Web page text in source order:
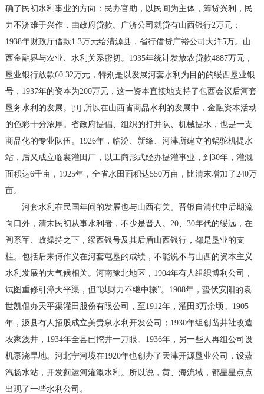
确了民初水利事业的方向：民办官助，以民间为主体，筹贷兴利，民
力不济难于兴作，由政府贷款。广济公司就贷有山西银行2万元；
1938年财政厅借款1.3万元给清源县，省行借贷广裕公司大洋5万。山
西金融界与农业、水利关系密切。1935年统计发放农贷款4887万元，
垦业银行放款60.32万元，特别是以发展河套水利为目的的绥西垦业银
号，1937年的资本为200万元，这一资本直接地支持了包西会议后河套
垦务水利的发展。[9] 所以在山西省商品水利的发展中，金融资本活动
的色彩十分浓厚。省政府提倡、组织的打井队、机械提水，也是一支
商品化的专业队伍。1926年，临汾、新绛、河津所建立的锅驼机提水
站，后又成立临襄灌田厂，以工商形式经办提灌事业，到30年，灌溉
面积达6千亩，1925年，全省水田面积达550万亩，比清末增加了240万
亩。
河套水利在民国年间的发展也与山西有关。晋银自清代中后期流
向口外，清末民初从事水利者，不少是晋人。20、30年代的绥远，在
阎系军、政操持之下，绥西银号及其后盾山西银行，都是垦业的支
柱。包括后来傅作义在河套屯垦的成绩，不能说不与山西的资本主义
水利发展的大气候相关。河南豫北地区，1904年有人组织博利公司，
试图重修引漳天平渠，但“以财力不继中辍”。1908年，蛰伏安阳的袁
世凯倡办天平渠灌田股份有限公司，至1912年，灌田3万余顷。1905
年，汲县有人招股成立美贵泉水利开发公司；1930年组创凿井社改造
农家浅井，1934年全县已挖井一万眼。1936年，另一些人再组公司设
机泵浇旱地。河北宁河境在1920年也创办了天津开源垦业公司，设蒸
汽扬水站，开发蓟运河灌溉水利。所以说，黄、海流域，都星星点点
出现了一些水利公司。